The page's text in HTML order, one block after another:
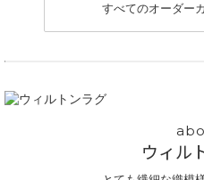
すべてのオーダー
ウィル